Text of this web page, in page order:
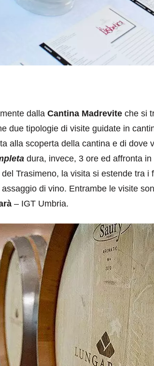
dalla Cantina Madrevite che si
due tipologie di visite guidate in
alla scoperta della cantina e di dove
dura, invece, 3 ore ed affronta in
Trasimeno, la visita si estende tra i
di vino. Entrambe le visite
– IGT Umbria.
Viaggio
eventi
Rimini e